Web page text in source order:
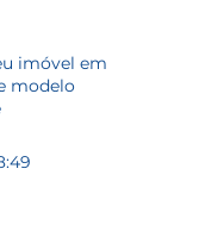
imóvel em
modelo